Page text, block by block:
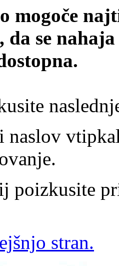
mogoče
da se
naslov
poizkusite
stran.